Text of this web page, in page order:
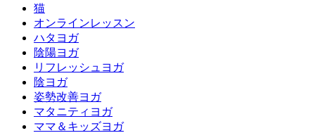
猫
オンラインレッスン
ハタヨガ
陰陽ヨガ
リフレッシュヨガ
陰ヨガ
姿勢改善ヨガ
マタニティヨガ
ママ＆キッズヨガ